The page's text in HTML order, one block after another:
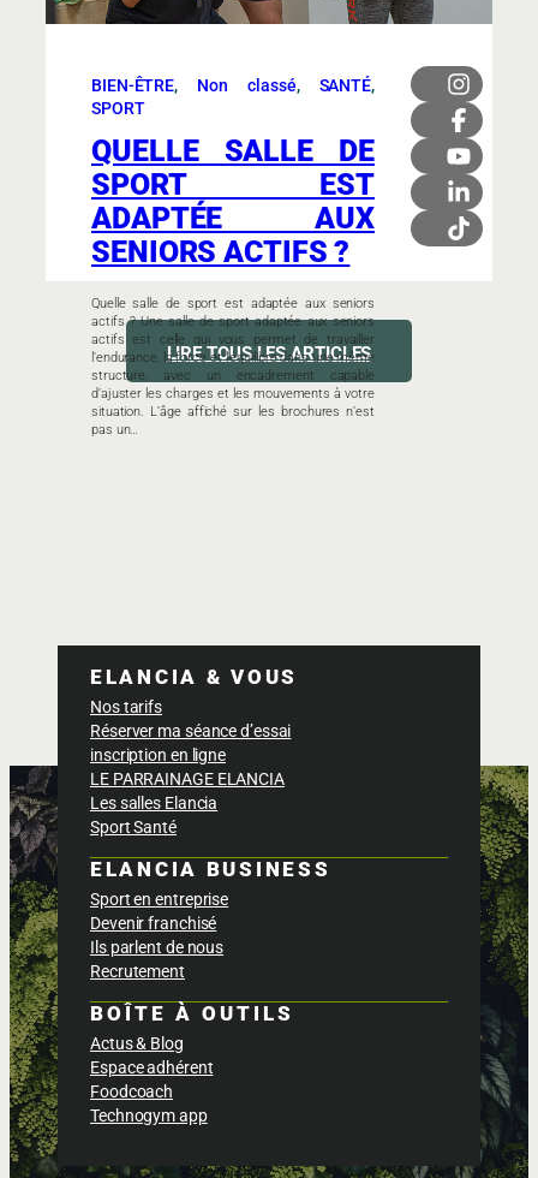
BIEN-ÊTRE, Non classé, SANTÉ
SPORT
QUELLE SALLE DE
SPORT EST
ADAPTÉE AUX
SENIORS ACTIFS ?
Quelle salle de sport est adaptée aux seniors
actifs ? Une salle de sport adaptée aux seniors
actifs est celle qui vous permet de travailler
l’endurance, la force et l’équilibre dans une même
structure, avec un encadrement capable
d’ajuster les charges et les mouvements à votre
situation. L’âge affiché sur les brochures n’est
pas un…
LIRE TOUS LES ARTICLES
ELANCIA & VOUS
Nos tarifs
Réserver ma séance d’essai
inscription en ligne
LE PARRAINAGE ELANCIA
Les salles Elancia
Sport Santé
ELANCIA BUSINESS
Sport en entreprise
Devenir franchisé
Ils parlent de nous
Recrutement
BOÎTE À OUTILS
Actus & Blog
Espace adhérent
Foodcoach
Technogym app